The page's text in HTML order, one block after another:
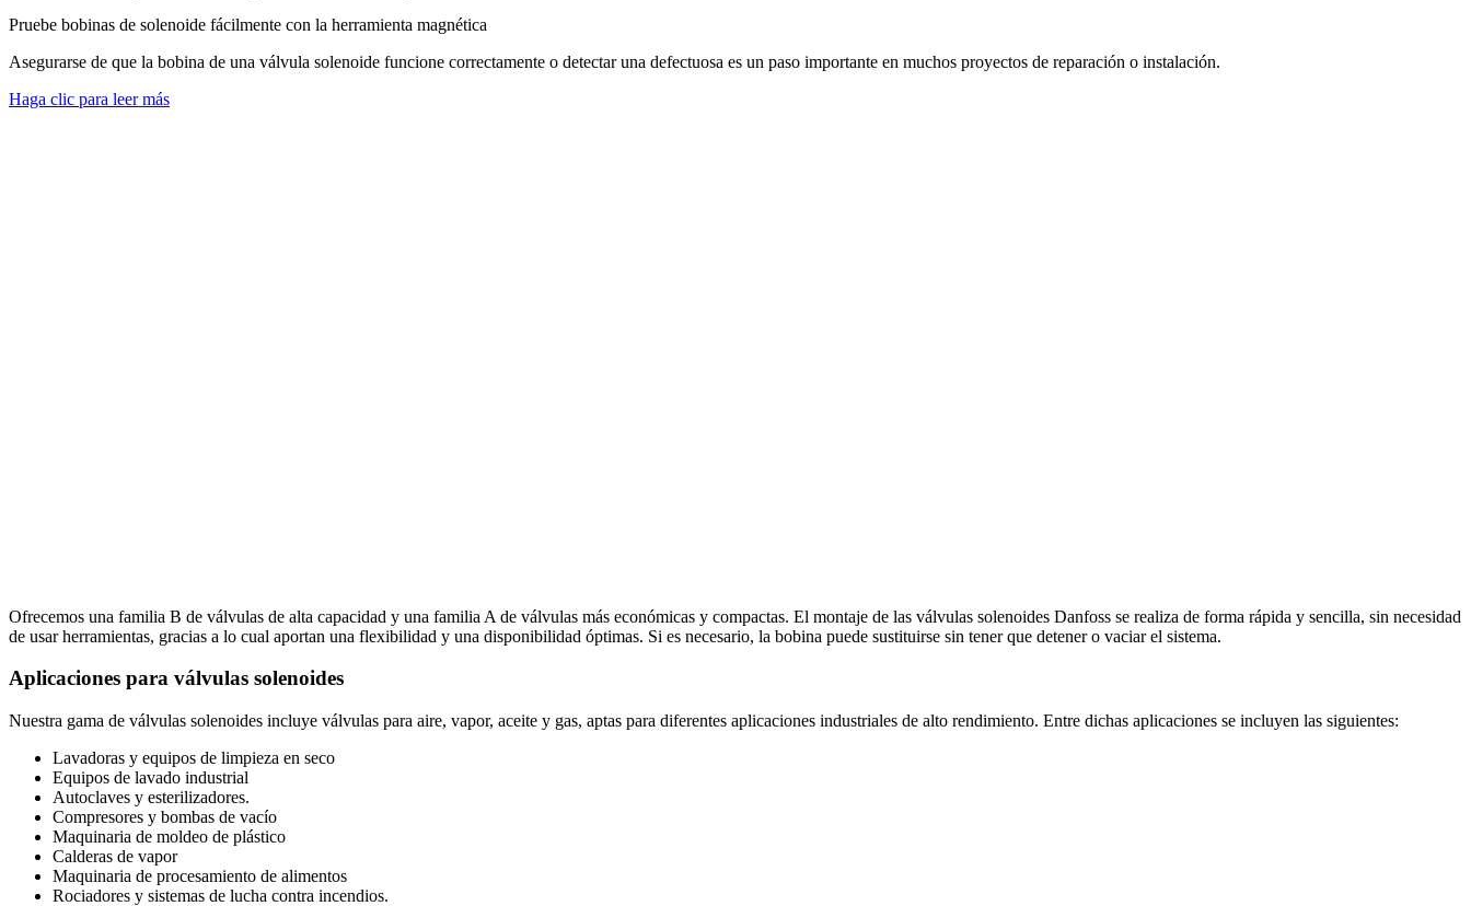
Pruebe bobinas de solenoide fácilmente con la herramienta magnética
Asegurarse de que la bobina de una válvula solenoide funcione correctamente o detectar una defectuosa es un paso importante en muchos proyectos de reparación o instalación.
Haga clic para leer más
Ofrecemos una familia B de válvulas de alta capacidad y una familia A de válvulas más económicas y compactas. El montaje de las válvulas solenoides Danfoss se realiza de forma rápida y sencilla, sin necesidad
de usar herramientas, gracias a lo cual aportan una flexibilidad y una disponibilidad óptimas. Si es necesario, la bobina puede sustituirse sin tener que detener o vaciar el sistema.
Aplicaciones para válvulas solenoides
Nuestra gama de válvulas solenoides incluye válvulas para aire, vapor, aceite y gas, aptas para diferentes aplicaciones industriales de alto rendimiento. Entre dichas aplicaciones se incluyen las siguientes:
Lavadoras y equipos de limpieza en seco
Equipos de lavado industrial
Autoclaves y esterilizadores.
Compresores y bombas de vacío
Maquinaria de moldeo de plástico
Calderas de vapor
Maquinaria de procesamiento de alimentos
Rociadores y sistemas de lucha contra incendios.